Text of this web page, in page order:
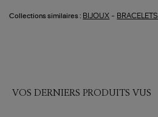
Collections similaires : BIJOUX - BRACELETS
VOS DERNIERS PRODUITS VUS